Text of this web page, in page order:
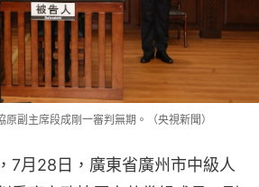
副主席段成剛一審判無期。（央視新聞）
7月28日，廣東省廣州市中級人